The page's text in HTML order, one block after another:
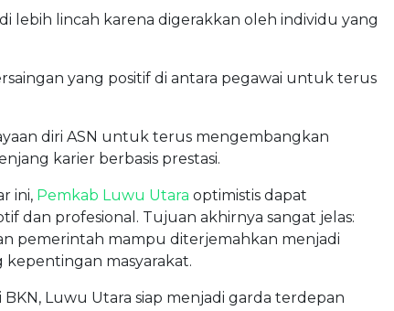
lebih lincah karena digerakkan oleh individu yang
yang positif di antara pegawai untuk terus
diri ASN untuk terus mengembangkan
karier berbasis prestasi.
ini, Pemkab Luwu Utara optimistis dapat
dan profesional. Tujuan akhirnya sangat jelas:
pemerintah mampu diterjemahkan menjadi
masyarakat.
BKN, Luwu Utara siap menjadi garda terdepan